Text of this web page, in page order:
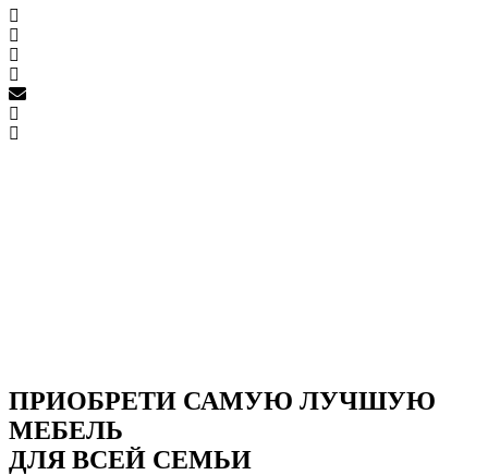
ПРИОБРЕТИ САМУЮ ЛУЧШУЮ
МЕБЕЛЬ
ДЛЯ ВСЕЙ СЕМЬИ